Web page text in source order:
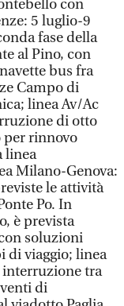
con
5 luglio-9
fase della
al Pino, con
bus fra
Campo di
linea Av/Ac
di otto
per rinnovo
linea
Milano-Genova:
le attività
Po. In
è prevista
soluzioni
di viaggio; linea
interruzione tra
di